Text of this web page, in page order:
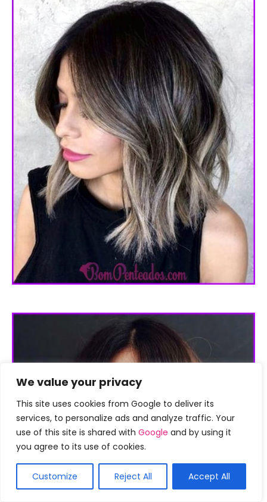
We value your privacy
This site uses cookies from Google to deliver its
services, to personalize ads and analyze traffic. Your
use of this site is shared with Google and by using it
you agree to its use of cookies.
Customize Reject All Accept All